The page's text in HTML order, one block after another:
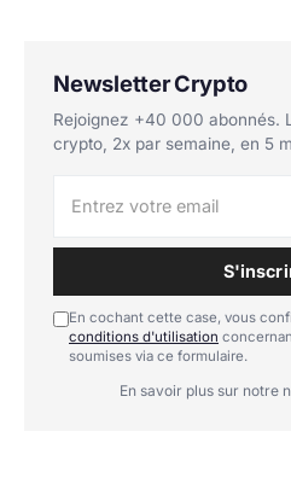
Newsletter Crypto
Rejoignez +40 000 abonnés.
crypto, 2x par semaine, en 5
En cochant cette case, vous
conditions d'utilisation
soumises via ce formulaire.
En savoir plus sur notre